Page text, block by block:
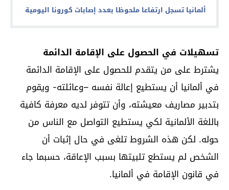
ألمانيا تسجل ارتفاعا ملحوظا بعدد إصابات كورونا اليومية
تسهيلات في الحصول على الإقامة الدائمة
يشترط على من يتقدم للحصول على الإقامة الدائمة
في ألمانيا أن يستطيع إعالة نفسه –وعائلته- ويقوم
بتدبير مصاريف معيشته، وأن تتوفر لديه معرفة كافية
باللغة الألمانية لكي يستطيع التواصل مع الناس من
حوله. لكن هذه الشروط تلغى في حال إثبات أن
الشخص لم يستطع تلبيتها بسبب الإعاقة، حسبما جاء
في قانون الإقامة في ألمانيا.